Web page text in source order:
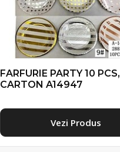
FARFURIE PARTY 10 PCS,
CARTON A14947
Vezi Produs